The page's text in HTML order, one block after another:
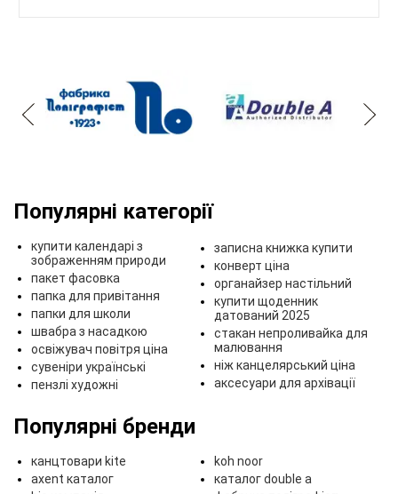
Популярні категорії
купити календарі з
зображенням природи
пакет фасовка
папка для привітання
папки для школи
швабра з насадкою
освіжувач повітря ціна
сувеніри українські
пензлі художні
записна книжка купити
конверт ціна
органайзер настільний
купити щоденник
датований 2025
стакан непроливайка для
малювання
ніж канцелярський ціна
аксесуари для архівації
Популярні бренди
канцтовари kite
axent каталог
koh noor
каталог double a